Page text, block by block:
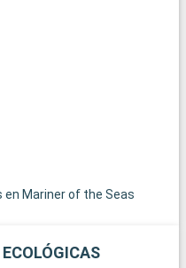
Mariner of the Seas